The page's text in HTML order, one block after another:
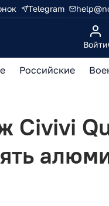
Telegram
Войти
Российские
Civivi